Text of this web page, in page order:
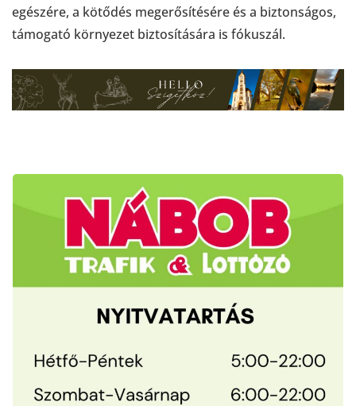
egészére, a kötődés megerősítésére és a biztonságos,
támogató környezet biztosítására is fókuszál.